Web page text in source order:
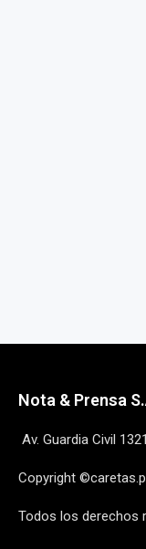
Nota & Prensa
Av. Guardia Civil
Copyright
Todos los derechos